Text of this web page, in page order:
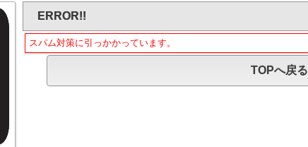
ERROR!!
スパム対策に引っかかっています。
TOPへ戻る